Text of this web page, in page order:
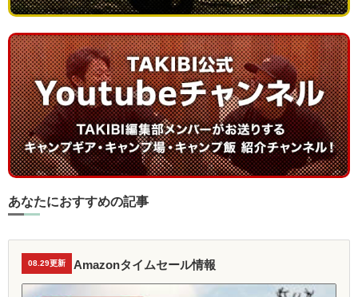
あなたにおすすめの記事
08.29更新 Amazonタイムセール情報